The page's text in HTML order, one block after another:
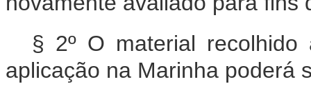
§ 2º O material
aplicação na Marinha poderá